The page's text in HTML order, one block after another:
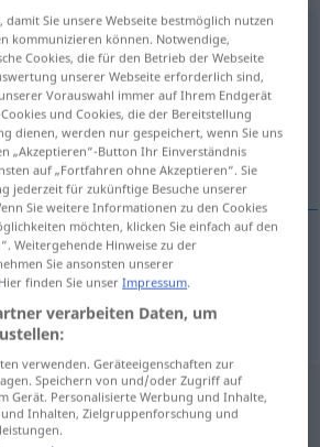
anklicken/antippen)
wool, shoddy
wool,shoddy
damit Sie unsere Webseite bestmöglich nutzen
kommunizieren können. Notwendige,
Cookies, die für den Betrieb der Webseite
unserer Webseite erforderlich sind,
Vorauswahl immer auf Ihrem Endgerät
und Cookies, die der Bereitstellung
dienen, werden nur gespeichert, wenn Sie uns
„Akzeptieren“-Button Ihr Einverständnis
auf „Fortfahren ohne Akzeptieren“. Sie
jederzeit für zukünftige Besuche unserer
Sie weitere Informationen zu den Cookies
möchten, klicken Sie einfach auf den
Weitergehende Hinweise zu der
Sie ansonsten unserer
finden Sie unserImpressum.
verarbeiten Daten, um
verwenden. Geräteeigenschaften zur
Speichern von und/oder Zugriff auf
Gerät. Personalisierte Werbung und Inhalte,
Inhalten, Zielgruppenforschung und